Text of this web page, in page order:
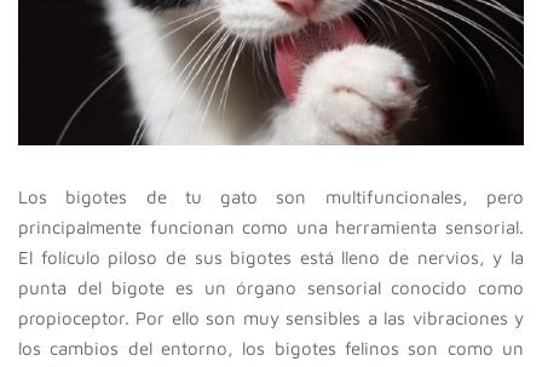
Los bigotes de tu gato son multifuncionales, pero
principalmente funcionan como una herramienta sensorial.
El folículo piloso de sus bigotes está lleno de nervios, y la
punta del bigote es un órgano sensorial conocido como
propioceptor. Por ello son muy sensibles a las vibraciones y
los cambios del entorno, los bigotes felinos son como un